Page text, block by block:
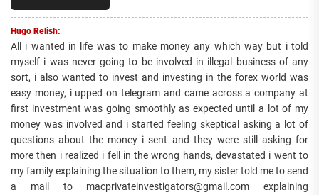
Hugo Relish:
All i wanted in life was to make money any which way but i told
myself i was never going to be involved in illegal business of any
sort, i also wanted to invest and investing in the forex world was
easy money, i upped on telegram and came across a company at
first investment was going smoothly as expected until a lot of my
money was involved and i started feeling skeptical asking a lot of
questions about the money i sent and they were still asking for
more then i realized i fell in the wrong hands, devastated i went to
my family explaining the situation to them, my sister told me to send
a mail to macprivateinvestigators@gmail.com explaining